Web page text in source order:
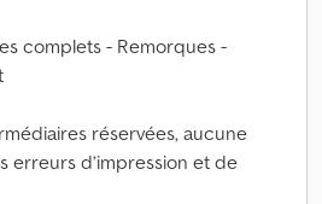
complets - Remorques -
réservées, aucune
erreurs d’impression et de